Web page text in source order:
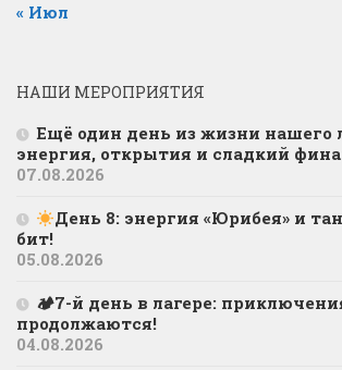
« Июл
НАШИ МЕРОПРИЯТИЯ
Ещё один день из жизни нашего
энергия, открытия и сладкий
07.08.2026
День 8: энергия «Юрибея» и
бит!
05.08.2026
🏕7-й день в лагере:
продолжаются!
04.08.2026